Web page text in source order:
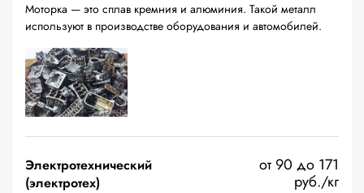
Моторка — это сплав кремния и алюминия. Такой металл
используют в производстве оборудования и автомобилей.
Электротехнический
(электротех)
от 90 до 171
руб./кг